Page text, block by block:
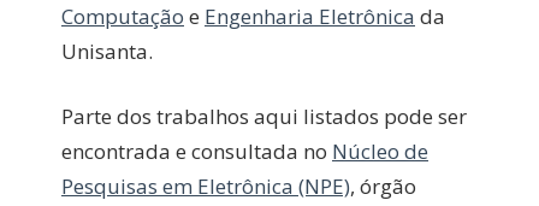
Computação e Engenharia Eletrônica da
Unisanta.
Parte dos trabalhos aqui listados pode ser
encontrada e consultada no Núcleo de
Pesquisas em Eletrônica (NPE), órgão